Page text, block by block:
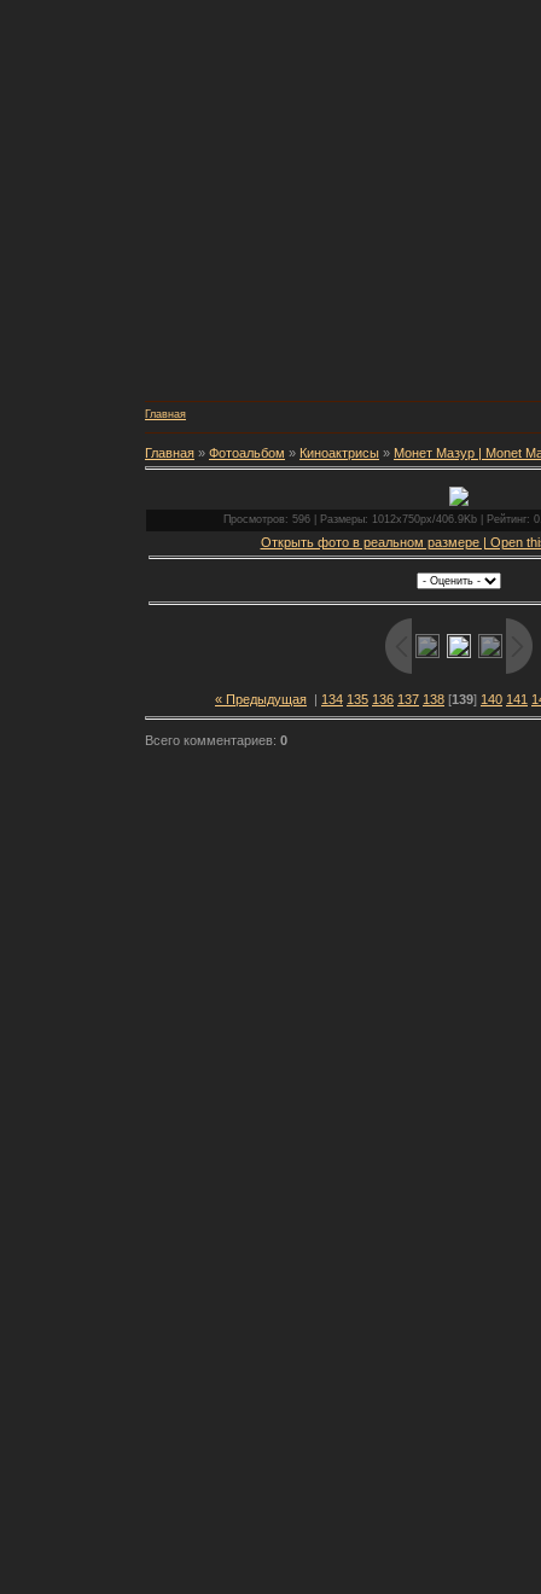
Главная
Главная » Фотоальбом » Киноактрисы » Монет Мазур | Monet
Просмотров: 596 | Размеры: 1012x750px/406.9Kb | Рейтинг:
Открыть фото в реальном размере | Open
« Предыдущая | 134 135 136 137 138 [139] 140 141
Всего комментариев: 0